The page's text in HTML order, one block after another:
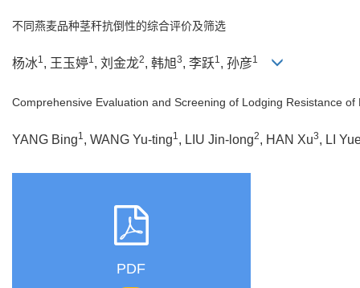
不同燕麦品种茎秆抗倒性的综合评价及筛选
杨冰1, 王玉婷1, 刘金龙2, 韩旭3, 李跃1, 孙彦1
Comprehensive Evaluation and Screening of Lodging Resistance of
YANG Bing1, WANG Yu-ting1, LIU Jin-long2, HAN Xu3, LI
PDF